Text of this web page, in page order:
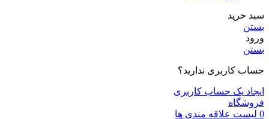
سبد خرید
بستن
ورود
بستن
حساب کاربری ندارید؟
ایجاد یک حساب کاربری
فروشگاه
0 لیست علاقه مندی ها